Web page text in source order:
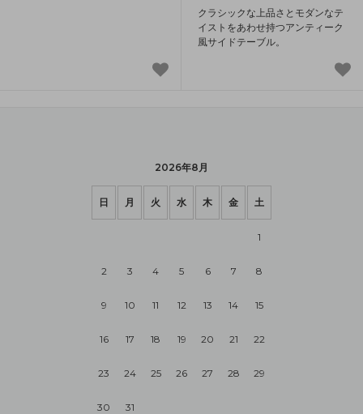
クラシックな上品さとモダンなテ
イストをあわせ持つアンティーク
風サイドテーブル。
2026年8月
日 月 火 水 木 金 土
1
2 3 4 5 6 7 8
9 10 11 12 13 14 15
16 17 18 19 20 21 22
23 24 25 26 27 28 29
30 31